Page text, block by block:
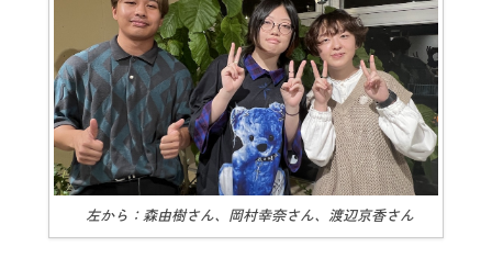
左から：森由樹さん、岡村幸奈さん、渡辺京香さん